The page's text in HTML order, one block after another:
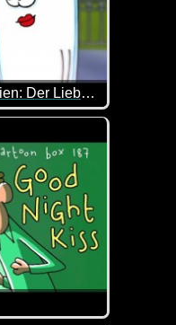
Ruthe.de - Werbeparodien: Der Liebesfilm
alle etwas mit dem